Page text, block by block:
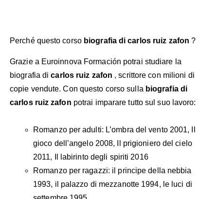
Perché questo corso biografia di carlos ruiz zafon ?
Grazie a Euroinnova Formación potrai studiare la
biografia dicarlos ruiz zafon , scrittore con milioni di
copie vendute. Con questo corso sulla biografia di
carlos ruiz zafon potrai imparare tutto sul suo lavoro:
Romanzo per adulti: L’ombra del vento 2001, Il
gioco dell’angelo 2008, Il prigioniero del cielo
2011, Il labirinto degli spiriti 2016
Romanzo per ragazzi: il principe della nebbia
1993, il palazzo di mezzanotte 1994, le luci di